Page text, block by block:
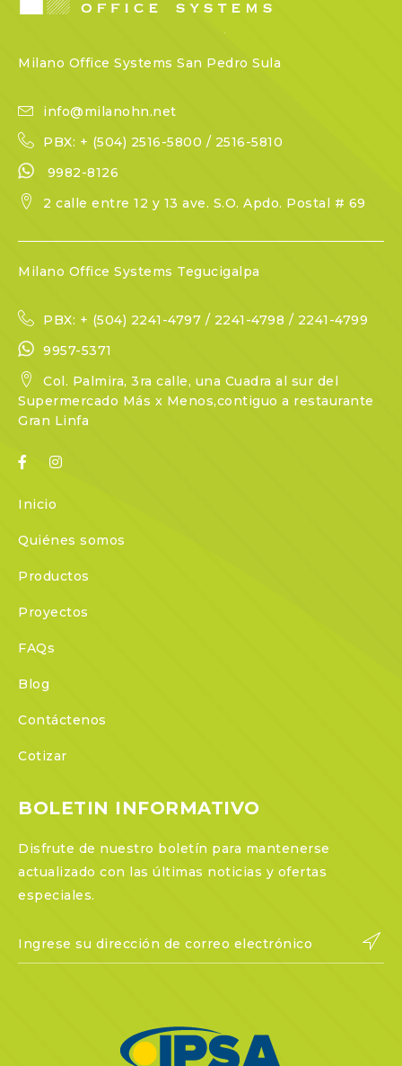
Milano Office Systems San Pedro Sula
info@milanohn.net
PBX: + (504) 2516-5800 / 2516-5810
9982-8126
2 calle entre 12 y 13 ave. S.O. Apdo. Postal # 69
Milano Office Systems Tegucigalpa
PBX: + (504) 2241-4797 / 2241-4798 / 2241-4799
9957-5371
Col. Palmira, 3ra calle, una Cuadra al sur del
Supermercado Más x Menos,contiguo a restaurante
Gran Linfa
Inicio
Quiénes somos
Productos
Proyectos
FAQs
Blog
Contáctenos
Cotizar
BOLETIN INFORMATIVO
Disfrute de nuestro boletín para mantenerse
actualizado con las últimas noticias y ofertas
especiales.